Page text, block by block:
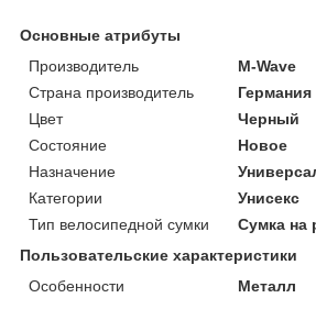
Основные атрибуты
Производитель
M-Wave
Страна производитель
Германия
Цвет
Черный
Состояние
Новое
Назначение
Категории
Унисекс
Тип велосипедной сумки
Сумка на
Пользовательские характеристики
Особенности
Металл